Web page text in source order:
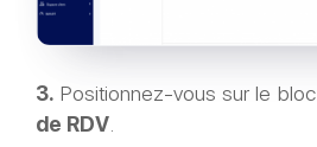
3. Positionnez-vous sur le bloc
de RDV